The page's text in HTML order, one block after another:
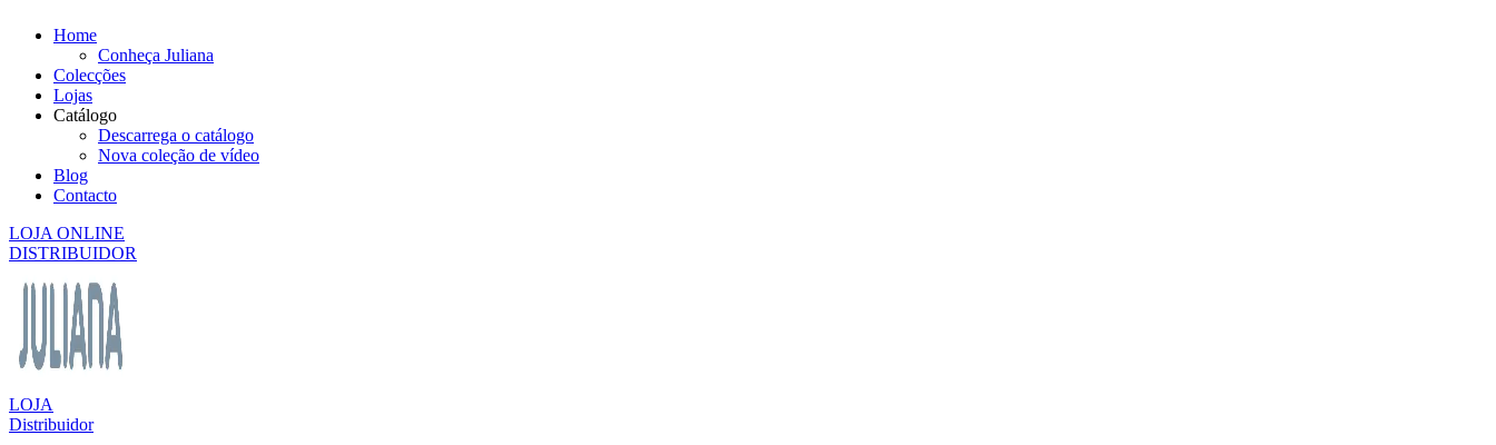
Home
Conheça Juliana
Colecções
Lojas
Catálogo
Descarrega o catálogo
Nova coleção de vídeo
Blog
Contacto
LOJA ONLINE
DISTRIBUIDOR
LOJA
Distribuidor